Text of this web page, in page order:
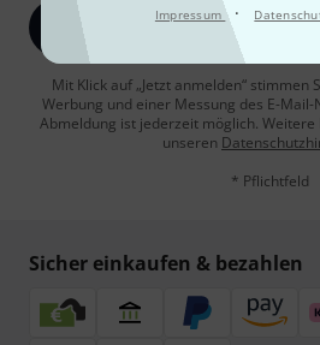
Impressum ·
Jetzt
Mit Klick auf „Jetzt anmelden“ stimmen
Werbung und einer Messung des E-
Abmeldung ist jederzeit möglich.
unseren
* Pflichtfeld
Sicher einkaufen & bezahlen